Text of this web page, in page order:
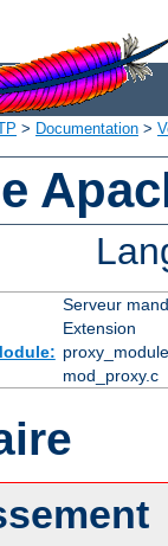
> Documentation >
Serveur
Extension
proxy_module
mod_proxy.c